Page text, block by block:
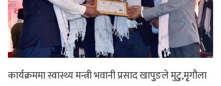
कार्यक्रममा स्वास्थ्य मन्त्री भवानी प्रसाद खापुुङले मुटुु,मृृगौला